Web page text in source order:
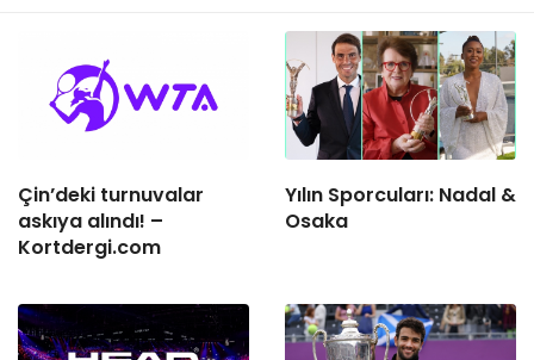
Çin’deki turnuvalar
askıya alındı! –
Kortdergi.com
Yılın Sporcuları: Nadal &
Osaka